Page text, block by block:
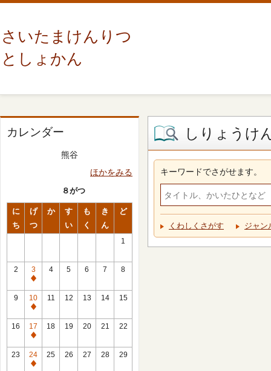
さいたまけんりつ
としょかん
カレンダー
熊谷
ほかをみる
８がつ
に
ち
げ
つ
か
す
い
も
く
き
ん
ど
1
2
3
休
館
日
4 5 6 7 8
9
10
休
館
日
11 12 13 14 15
16
17
休
館
日
18 19 20 21 22
23
24
休
25 26 27 28 29
しりょうけ
キーワードでさがせます。
くわしくさがす ジャン